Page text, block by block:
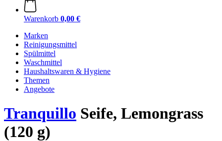
Warenkorb 0,00 €
Marken
Reinigungsmittel
Spülmittel
Waschmittel
Haushaltswaren & Hygiene
Themen
Angebote
Tranquillo Seife, Lemongrass
(120 g)